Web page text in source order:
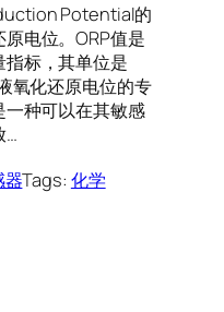
Potential的
电位。ORP值是
标，其单位是
氧化还原电位的专
一种可以在其敏感
…
器Tags: 化学